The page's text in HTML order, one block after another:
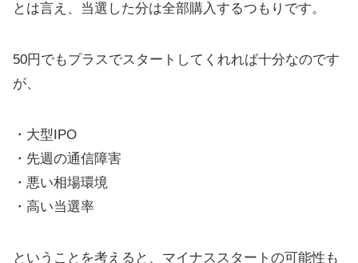
とは言え、当選した分は全部購入するつもりです。
50円でもプラスでスタートしてくれれば十分なのです
が、
・大型IPO
・先週の通信障害
・悪い相場環境
・高い当選率
ということを考えると、マイナススタートの可能性も